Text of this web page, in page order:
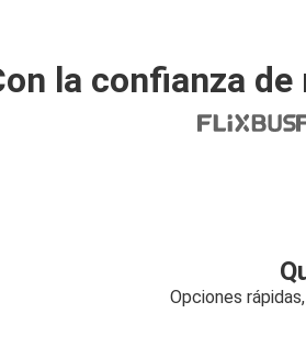
la confianza
Opciones